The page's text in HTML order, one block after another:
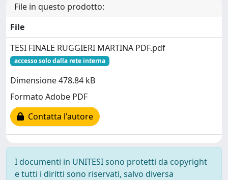
File in questo prodotto:
File
TESI FINALE RUGGIERI MARTINA PDF.pdf
accesso solo dalla rete interna
Dimensione 478.84 kB
Formato Adobe PDF
Contatta l'autore
I documenti in UNITESI sono protetti da copyright
e tutti i diritti sono riservati, salvo diversa